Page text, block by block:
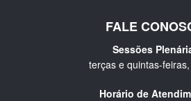
FALE
Sessões
terças e quintas-
Horário de